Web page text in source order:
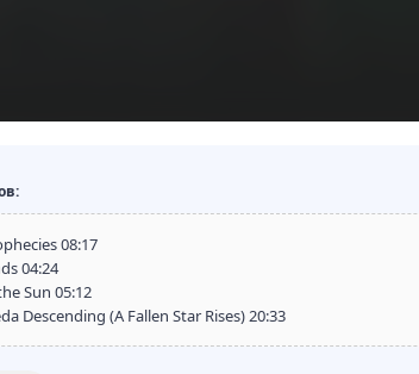
08:17
04:24
Sun 05:12
Descending (A Fallen Star Rises) 20:33